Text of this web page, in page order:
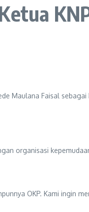
Maulana Faisal
organisasi
OKP. Kami ingin